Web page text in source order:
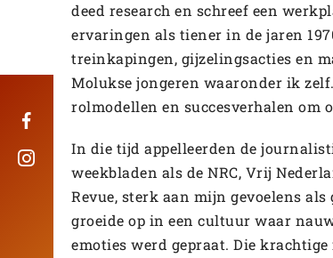
deed research en schreef een
ervaringen als tiener in de jaren
treinkapingen, gijzelingsacties en
Molukse jongeren waaronder ik
rolmodellen en succesverhalen om
In die tijd appelleerden de
weekbladen als de NRC, Vrij
Revue, sterk aan mijn gevoelens
groeide op in een cultuur waar
emoties werd gepraat. Die